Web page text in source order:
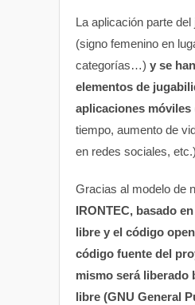
La aplicación parte
(signo femenino en
categorías…) y se
elementos de
aplicaciones móviles
tiempo, aumento de
en redes sociales,
Gracias al modelo de
IRONTEC, basado
libre y el código
código fuente del
mismo será liberado
libre (GNU General